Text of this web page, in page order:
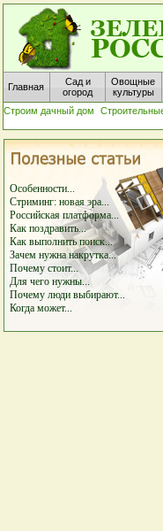
Главная
Сад и
огород
Овощные
культуры
Строим дачный дом
Особенности...
Стриминг: новая эра...
Российская платформа...
Как поздравить...
Как выполнить поиск...
Зачем нужна накрутка...
Почему стоит...
Для чего нужны...
Почему люди выбирают...
Когда может...